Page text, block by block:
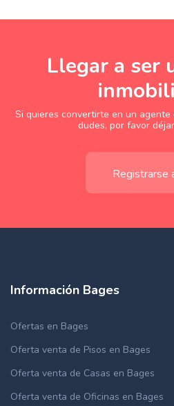
Llegar a ser
Si quieres convertirte en un
dudes, por favor
Registrarse
Información Bages
Ofertas en Bages
Oferta venta de Pisos en Bages
Oferta venta de Casas en Bages
Oferta venta de Oficinas en Bages